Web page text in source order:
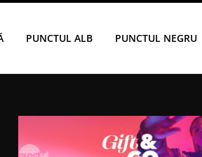
PUNCTUL ALB PUNCTUL NEGRU